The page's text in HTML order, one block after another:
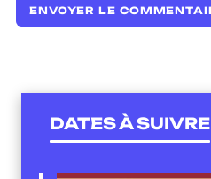
DATES À SUIVRE